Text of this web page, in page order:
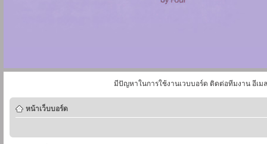
มีปัญหาในการใช้งานเวบบอร์ด ติดต่อทีมงาน อีเม
หน้าเว็บบอร์ด